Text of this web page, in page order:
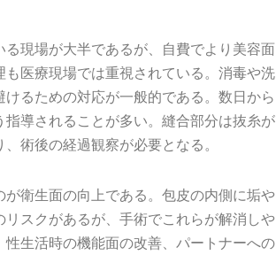
現場が大半であるが、自費でより美容面
医療現場では重視されている。消毒や洗
るための対応が一般的である。数日から
導されることが多い。縫合部分は抜糸が
術後の経過観察が必要となる。
衛生面の向上である。包皮の内側に垢や
スクがあるが、手術でこれらが解消しや
生活時の機能面の改善、パートナーへの